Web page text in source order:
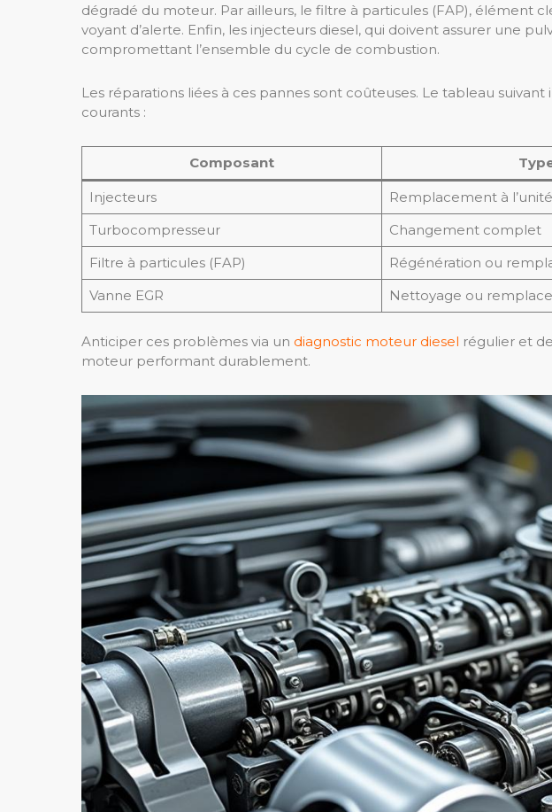
dégradé du moteur. Par ailleurs, le filtre à particules (FAP), élément
voyant d’alerte. Enfin, les injecteurs diesel, qui doivent assurer une
compromettant l’ensemble du cycle de combustion.
Les réparations liées à ces pannes sont coûteuses. Le tableau
courants :
Composant
Injecteurs Remplacement à l’unité
Turbocompresseur
Changement complet
Filtre à particules (FAP)
Régénération ou
Vanne EGR
Nettoyage ou
Anticiper ces problèmes via un diagnostic moteur diesel régulier et
moteur performant durablement.